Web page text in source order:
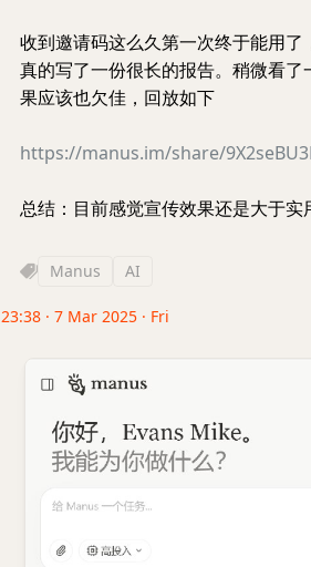
收到邀请码这么久第一次终于能用了
真的写了一份很长的报告。稍微看
果应该也欠佳，回放如下
https://manus.im/share/
总结：目前感觉宣传效果还是大于实
Manus AI
23:38 · 7 Mar 2025 · Fri